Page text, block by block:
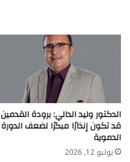
الدكتور وليد الدالي: برودة القدمين
قد تكون إنذارًا مبكرًا لضعف الدورة
الدموية
يوليو 12, 2026